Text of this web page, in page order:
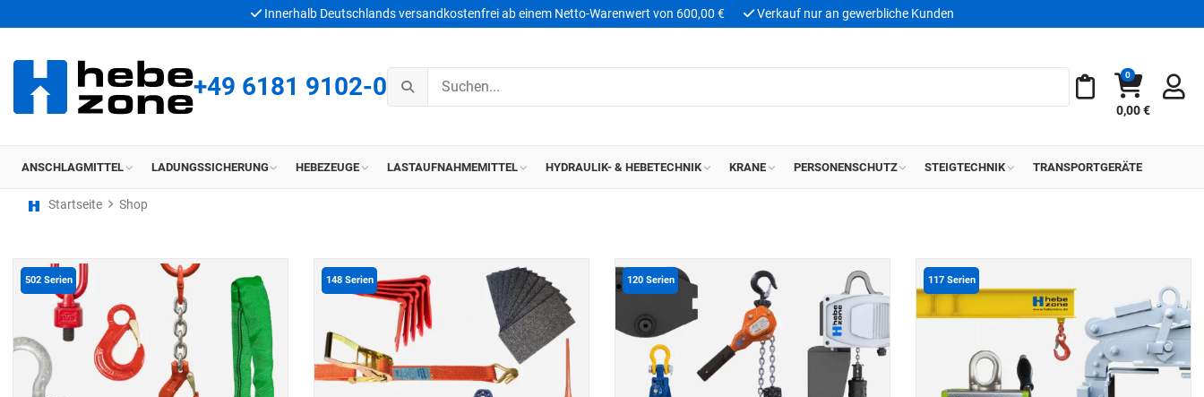
Innerhalb Deutschlands versandkostenfrei ab einem Netto-Warenwert von 600,00 € Verkauf nur an gewerbliche Kunden
+49 6181 9102-0 Meine Merkliste
Warenkorb
0
0,00 €
ANSCHLAGMITTEL LADUNGSSICHERUNG HEBEZEUGE LASTAUFNAHMEMITTEL HYDRAULIK- & HEBETECHNIK KRANE PERSONENSCHUTZ STEIGTECHNIK TRANSPORTGERÄTE
Startseite Shop
502 Serien 148 Serien 120 Serien 117 Serien